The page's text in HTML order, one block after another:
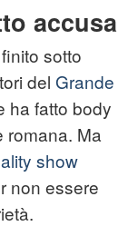
accusa
sotto
del Grande
ha fatto body
romana. Ma
show
non essere